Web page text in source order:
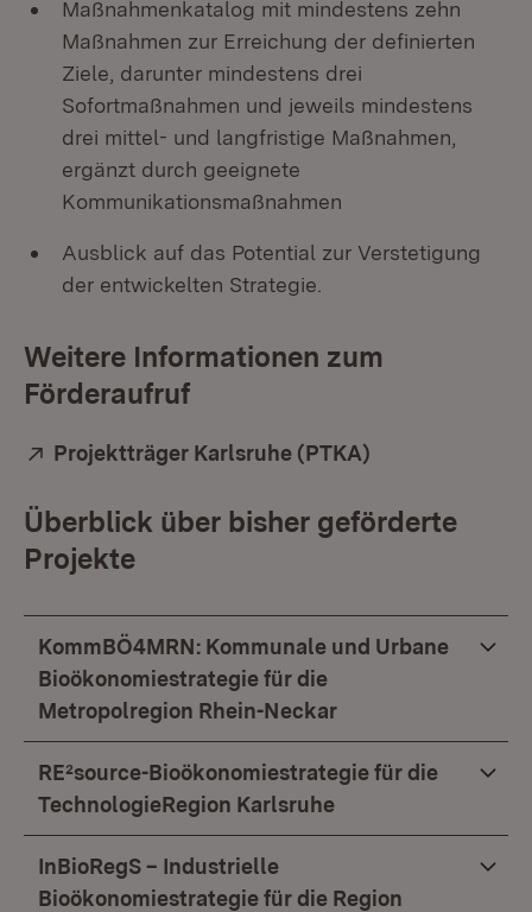
Maßnahmenkatalog mit mindestens zehn
Maßnahmen zur Erreichung der definierten
Ziele, darunter mindestens drei
Sofortmaßnahmen und jeweils mindestens
drei mittel- und langfristige Maßnahmen,
ergänzt durch geeignete
Kommunikationsmaßnahmen
Ausblick auf das Potential zur Verstetigung
der entwickelten Strategie.
Weitere Informationen zum
Förderaufruf
Extern:
Projektträger Karlsruhe (PTKA)
Überblick über bisher geförderte
Projekte
KommBÖ4MRN: Kommunale und Urbane
Bioökonomiestrategie für die
Metropolregion Rhein-Neckar
RE²source-Bioökonomiestrategie für die
TechnologieRegion Karlsruhe
InBioRegS – Industrielle
Bioökonomiestrategie für die Region